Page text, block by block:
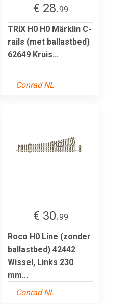
€ 28.99
TRIX H0 H0 Märklin C-
rails (met ballastbed)
62649 Kruis...
Conrad NL
€ 30.99
Roco H0 Line (zonder
ballastbed) 42442
Wissel, Links 230
mm...
Conrad NL